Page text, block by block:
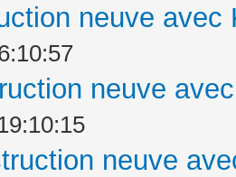
neuve avec
neuve
neuve